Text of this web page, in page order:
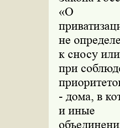
«О
не
к сносу
при
- дома, в
и иные